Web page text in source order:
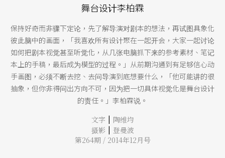
舞台设计李柏霖
保持好奇而非骤下定论，先了解导演对剧本的想法，再试图具象化
彼此脑中的画面，「我喜欢所有设计聚在一起开会，大家一起讨论
如何把剧本视觉甚至听觉化，从几张电脑抓下来的参考素材、笔记
本上的手稿，最后成为模型的过程。」从前期沟通到有足够信心动
手画图，必须不断去挖、去问导演到底想要什么，「他可能讲的很
抽象，但你非得问出方向不可，因为把一切具体视觉化是舞台设计
的责任。」李柏霖说。
文字 | 陶维均
摄影 | 登曼波
第264期 / 2014年12月号